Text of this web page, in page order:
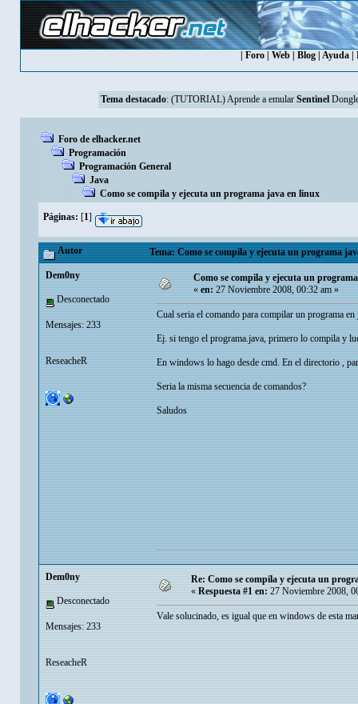
Foro Web Blog Ayuda
Tema destacado: (TUTORIAL) Aprende a emular Sentinel
Foro de elhacker.net
Programación
Programación General
Java
Como se compila y ejecuta un programa java en linux
Páginas: [1]
Autor Tema: Como se compila y ejecuta un programa
Dem0ny
Desconectado
Mensajes: 233
ReseacheR
Como se compila y ejecuta un
«en:27 Noviembre 2008, 00:32 am »
Cual seria el comando para compilar un programa
Ej. si tengo el programa.java, primero lo compila y
En windows lo hago desde cmd. En el directorio ,
Seria la misma secuencia de comandos?
Saludos
Dem0ny
Desconectado
Mensajes: 233
ReseacheR
Re: Como se compila y ejecuta un
« Respuesta #1 en: 27 Noviembre 2008,
Vale solucinado, es igual que en windows de esta